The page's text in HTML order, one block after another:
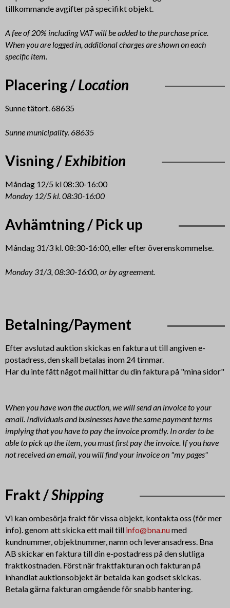
tillkommande avgifter på specifikt objekt.
A fee of 20% including VAT will be added to the purchase price.
When you are logged in, additional charges are shown on each
specific item.
Placering /Location
Sunne tätort. 68635
Sunne municipality. 68635
Visning /Exhibition
Måndag 12/5 kl 08:30-16:00
Monday 12/5 kl. 08:30-16:00
Avhämtning / Pick up
Måndag 31/3 kl. 08:30-16:00, eller efter överenskommelse.
Monday 31/3, 08:30-16:00, or by agreement.
Betalning/Payment
Efter avslutad auktion skickas en faktura ut till angiven e-
postadress, den skall betalas inom 24 timmar.
Har du inte fått något mail hittar du din faktura på "mina sidor"
When you have won the auction, we will send an invoice to your
email. Individuals and businesses have the same payment terms
implying that you have to pay the invoice promtly. In order to be
able to pick up the item, you must first pay the invoice. If you have
not received an email, you will find your invoice on "my pages"
Frakt /Shipping
Vi kan ombesörja frakt för vissa objekt, kontakta oss (för mer
info). genom att skicka ett mail till info@bna.numed
kundnummer, objektnummer, namn och leveransadress. Bna
AB skickar en faktura till din e-postadress på den slutliga
fraktkostnaden. Först när fraktfakturan och fakturan på
inhandlat auktionsobjekt är betalda kan godset skickas.
Betala gärna fakturan omgående för snabb hantering.